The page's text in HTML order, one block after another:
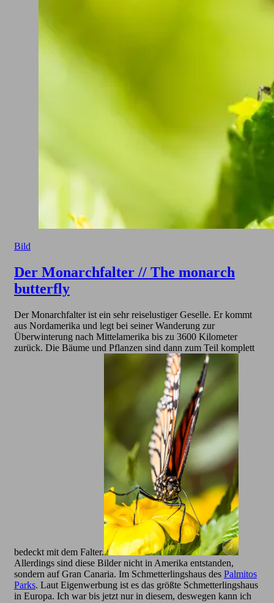
Bild
Der Monarchfalter // The monarch
butterfly
Der Monarchfalter ist ein sehr reiselustiger Geselle. Er kommt
aus Nordamerika und legt bei seiner Wanderung zur
Überwinterung nach Mittelamerika bis zu 3600 Kilometer
zurück. Die Bäume und Pflanzen sind dann zum Teil komplett
bedeckt mit dem Falter.
Allerdings sind diese Bilder nicht in Amerika entstanden,
sondern auf Gran Canaria. Im Schmetterlingshaus des Palmitos
Parks. Laut Eigenwerbung ist es das größte Schmetterlingshaus
in Europa. Ich war bis jetzt nur in diesem, deswegen kann ich